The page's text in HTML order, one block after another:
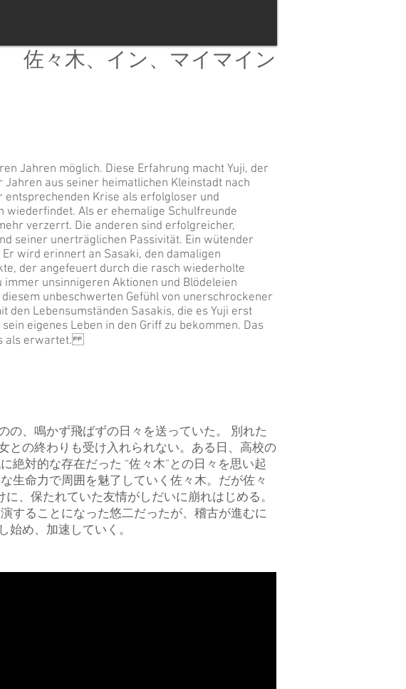
佐々木、イン、マイマイン
Jahren möglich. Diese Erfahrung macht Yuji, der
aus seiner heimatlichen Kleinstadt nach
entsprechenden Krise als erfolgloser und
wiederfindet. Als er ehemalige Schulfreunde
verzerrt. Die anderen sind erfolgreicher,
seiner unerträglichen Passivität. Ein wütender
wird erinnert an Sasaki, den damaligen
der angefeuert durch die rasch wiederholte
immer unsinnigeren Aktionen und Blödeleien
unbeschwerten Gefühl von unerschrockener
den Lebensumständen Sasakis, die es Yuji erst
eigenes Leben in den Griff zu bekommen. Das
als erwartet.
の、鳴かず飛ばずの日々を送っていた。 別れた
との終わりも受け入れられない。ある日、高校の
絶対的な存在だった “佐々木”との日々を思い起
生命力で周囲を魅了していく佐々木。だが佐々
、保たれていた友情がしだいに崩れはじめる。
することになった悠二だったが、稽古が進むに
始め、加速していく。